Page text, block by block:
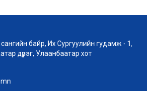
байр, Их Сургуулийн гудамж - 1,
дүүрэг, Улаанбаатар хот